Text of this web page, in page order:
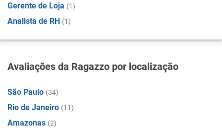
Gerente de Loja (1)
Analista de RH (1)
Avaliações da Ragazzo por localização
São Paulo (34)
Rio de Janeiro (11)
Amazonas (2)